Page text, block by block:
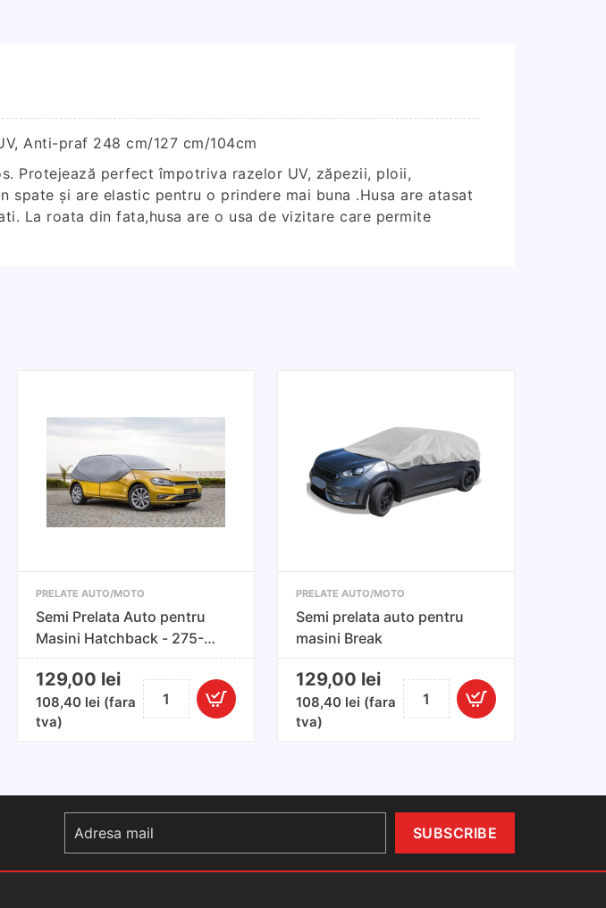
Anti-praf 248 cm/127 cm/104cm
Protejează perfect împotriva razelor UV, zăpezii, ploii,
și are elastic pentru o prindere mai buna .Husa are atasat
La roata din fata,husa are o usa de vizitare care permite
PRELATE AUTO/MOTO
Semi Prelata Auto pentru
Masini Hatchback - 275-
295x116x75cm
129,00 lei
108,40 lei (fara
tva)
Cantitate
Semi
Masini
Hatchback
-
PRELATE AUTO/MOTO
Semi prelata auto pentru
masini Break
129,00 lei
108,40 lei (fara
tva)
Cantitate
Semi
masini
Break